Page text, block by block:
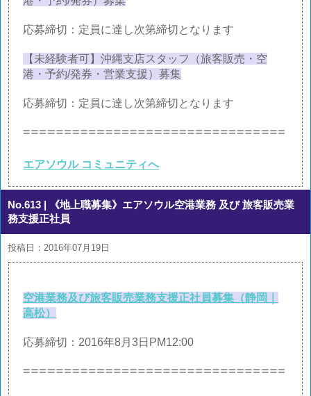
応募締切：定員に達し次第締切となります
【未経験者可】沖縄支店スタッフ（旅客販売・空
港・予約/発券・営業支援）募集
応募締切：定員に達し次第締切となります
エアソウル コミュニティへ
No.613 | 《地上職募集》エアソウル空港業務 及び 旅客販売業
務支援正社員
投稿日：2016年07月19日
空港業務及び旅客販売業務支援正社員募集（静岡｜
高松）
応募締切：2016年8月3日PM12:00